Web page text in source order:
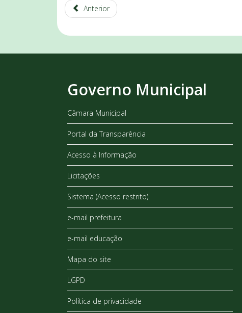
Anterior
Governo Municipal
Câmara Municipal
Portal da Transparência
Acesso à Informação
Licitações
Sistema (Acesso restrito)
e-mail prefeitura
e-mail educação
Mapa do site
LGPD
Política de privacidade